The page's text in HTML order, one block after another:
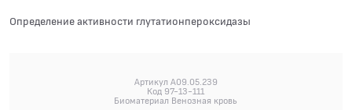
Определение активности глутатионпероксидазы
Артикул A09.05.239
Код 97-13-111
Биоматериал Венозная кровь